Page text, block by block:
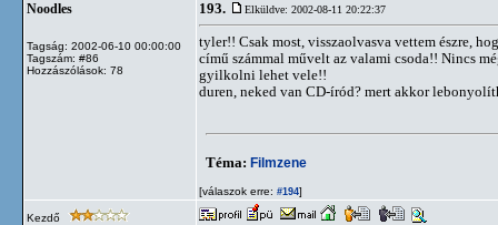
Noodles
Tagság: 2002-06-10 00:00:00
Tagszám: #86
Hozzászólások: 78
193. Elküldve: 2002-08-11 20:22:37
tyler!! Csak most, visszaolvasva vettem észre,
című számmal művelt az valami csoda!! Nincs
gyilkolni lehet vele!!
duren, neked van CD-íród? mert akkor
Téma: Filmzene
[válaszok erre: #194]
Kezdő